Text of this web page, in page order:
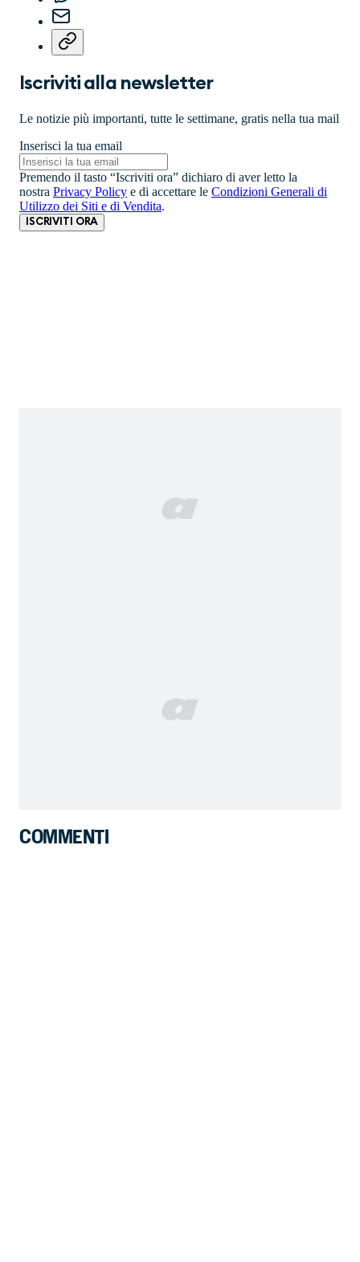
Iscriviti alla newsletter
Le notizie più importanti, tutte le settimane, gratis nella tua mail
Inserisci la tua email
Premendo il tasto “Iscriviti ora” dichiaro di aver letto la
nostra Privacy Policy e di accettare le Condizioni Generali di
Utilizzo dei Siti e di Vendita.
ISCRIVITI ORA
COMMENTI